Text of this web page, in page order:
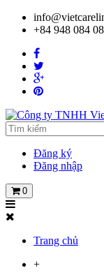
+84 948 084
Đăng ký
Đăng nhập
0
Trang chủ
+